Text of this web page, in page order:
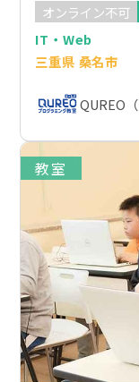
オンライン不可
IT・Web
三重県 桑名市
QUREO
教室